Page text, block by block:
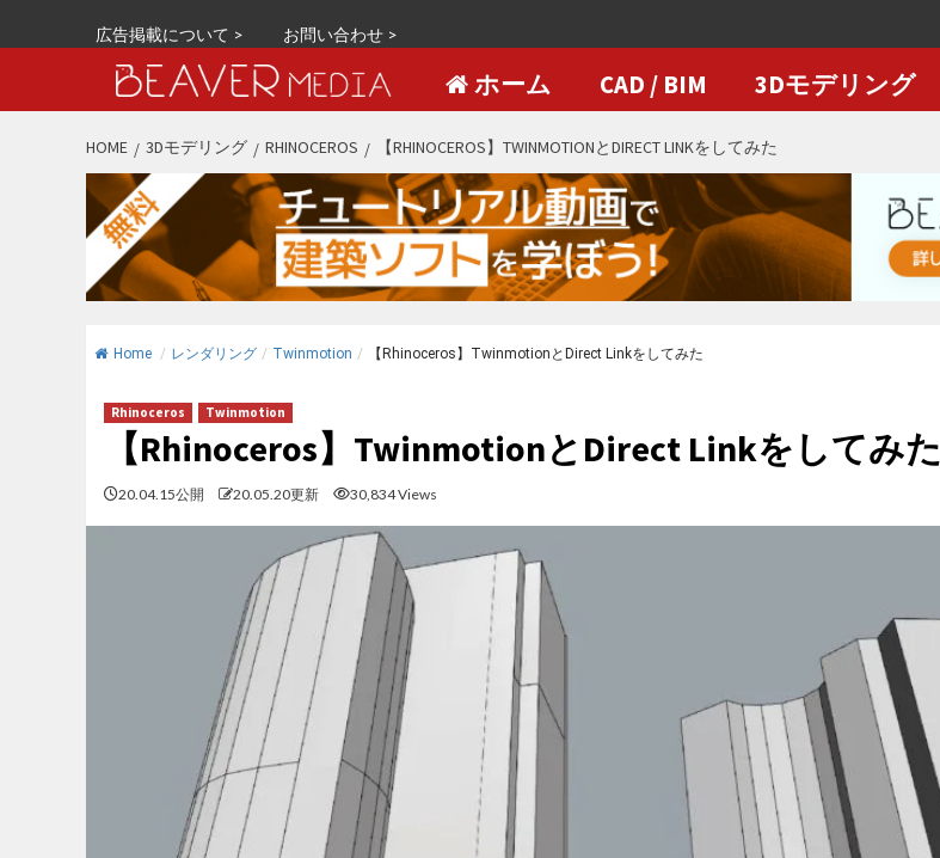
広告掲載について > お問い合わせ >
ホーム CAD / BIM 3Dモデリング
HOME 3Dモデリング RHINOCEROS 【RHINOCEROS】TWINMOTIONとDIRECT LINKをしてみた
Home / レンダリング / Twinmotion / 【Rhinoceros】TwinmotionとDirect Linkをしてみた
Rhinoceros Twinmotion
【Rhinoceros】TwinmotionとDirect Linkをしてみた
20.04.15公開 20.05.20更新 30,834 Views